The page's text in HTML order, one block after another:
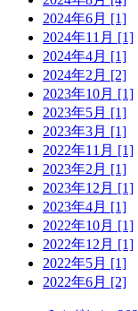
2024年6月 [1]
2024年11月 [1]
2024年4月 [1]
2024年2月 [2]
2023年10月 [1]
2023年5月 [1]
2023年3月 [1]
2022年11月 [1]
2023年2月 [1]
2023年12月 [1]
2023年4月 [1]
2022年10月 [1]
2022年12月 [1]
2022年5月 [1]
2022年6月 [2]